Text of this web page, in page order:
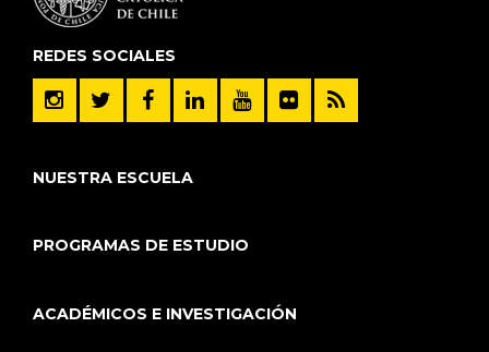
REDES SOCIALES
NUESTRA ESCUELA
PROGRAMAS DE ESTUDIO
ACADÉMICOS E INVESTIGACIÓN